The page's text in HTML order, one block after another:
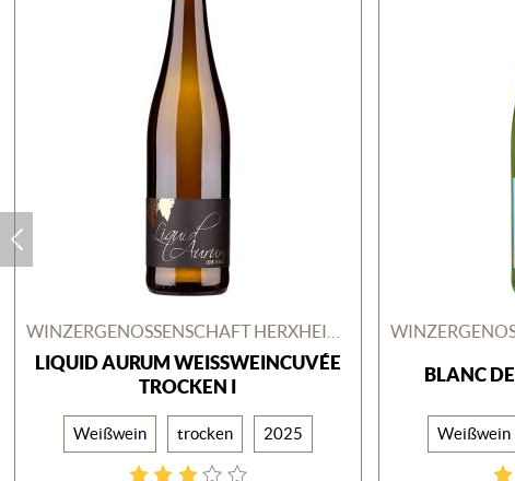
LIQUID AURUM WEISSWEINCUVÉE T
ROCKEN I
Weißwein trocken 2025
BLANC
Weißwein